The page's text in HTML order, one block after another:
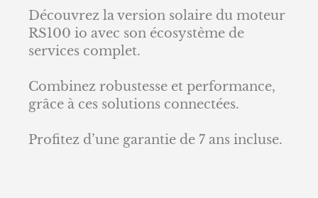
Découvrez la version solaire du moteur
RS100 io avec son écosystème de
services complet.
Combinez robustesse et performance,
grâce à ces solutions connectées.
Profitez d’une garantie de 7 ans incluse.